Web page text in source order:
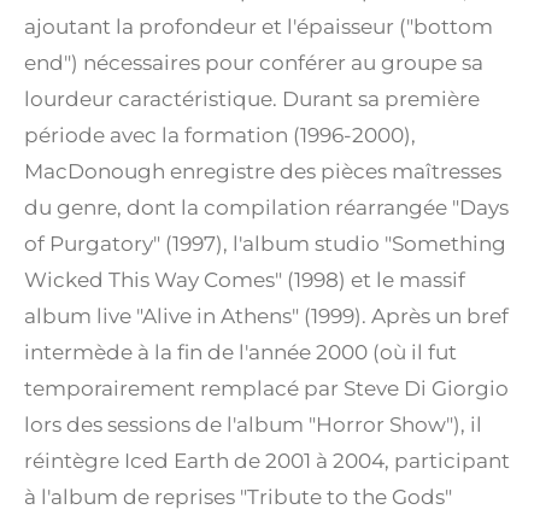
ajoutant la profondeur et l'épaisseur ("bottom
end") nécessaires pour conférer au groupe sa
lourdeur caractéristique. Durant sa première
période avec la formation (1996-2000),
MacDonough enregistre des pièces maîtresses
du genre, dont la compilation réarrangée "Days
of Purgatory" (1997), l'album studio "Something
Wicked This Way Comes" (1998) et le massif
album live "Alive in Athens" (1999). Après un bref
intermède à la fin de l'année 2000 (où il fut
temporairement remplacé par Steve Di Giorgio
lors des sessions de l'album "Horror Show"), il
réintègre Iced Earth de 2001 à 2004, participant
à l'album de reprises "Tribute to the Gods"